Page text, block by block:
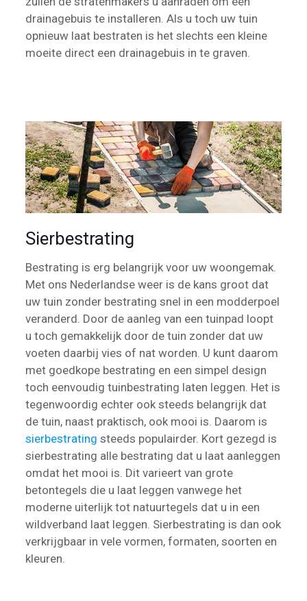
drainagebuis te installeren. Als u toch uw tuin
opnieuw laat bestraten is het slechts een kleine
moeite direct een drainagebuis in te graven.
Sierbestrating
Bestrating is erg belangrijk voor uw woongemak.
Met ons Nederlandse weer is de kans groot dat
uw tuin zonder bestrating snel in een modderpoel
veranderd. Door de aanleg van een tuinpad loopt
u toch gemakkelijk door de tuin zonder dat uw
voeten daarbij vies of nat worden. U kunt daarom
met goedkope bestrating en een simpel design
toch eenvoudig tuinbestrating laten leggen. Het is
tegenwoordig echter ook steeds belangrijk dat
de tuin, naast praktisch, ook mooi is. Daarom is
sierbestrating steeds populairder. Kort gezegd is
sierbestrating alle bestrating dat u laat aanleggen
omdat het mooi is. Dit varieert van grote
betontegels die u laat leggen vanwege het
moderne uiterlijk tot natuurtegels dat u in een
wildverband laat leggen. Sierbestrating is dan ook
verkrijgbaar in vele vormen, formaten, soorten en
kleuren.